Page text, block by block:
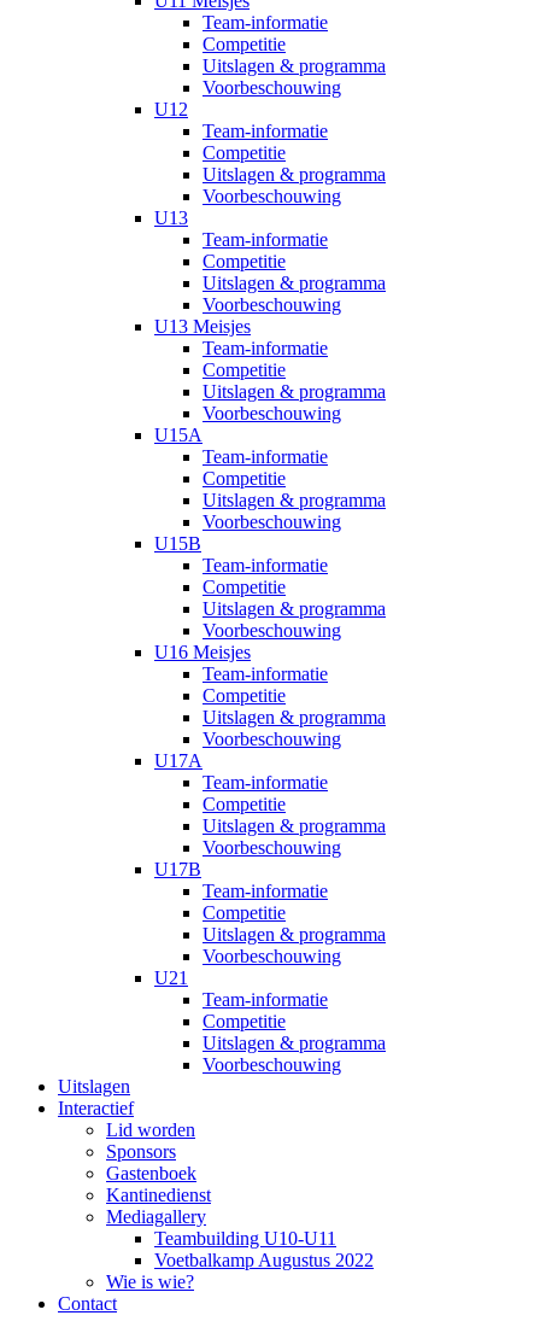
Team-informatie
Competitie
Uitslagen & programma
Voorbeschouwing
U12
Team-informatie
Competitie
Uitslagen & programma
Voorbeschouwing
U13
Team-informatie
Competitie
Uitslagen & programma
Voorbeschouwing
U13 Meisjes
Team-informatie
Competitie
Uitslagen & programma
Voorbeschouwing
U15A
Team-informatie
Competitie
Uitslagen & programma
Voorbeschouwing
U15B
Team-informatie
Competitie
Uitslagen & programma
Voorbeschouwing
U16 Meisjes
Team-informatie
Competitie
Uitslagen & programma
Voorbeschouwing
U17A
Team-informatie
Competitie
Uitslagen & programma
Voorbeschouwing
U17B
Team-informatie
Competitie
Uitslagen & programma
Voorbeschouwing
U21
Team-informatie
Competitie
Uitslagen & programma
Voorbeschouwing
Uitslagen
Interactief
Lid worden
Sponsors
Gastenboek
Kantinedienst
Mediagallery
Teambuilding U10-U11
Voetbalkamp Augustus 2022
Wie is wie?
Contact